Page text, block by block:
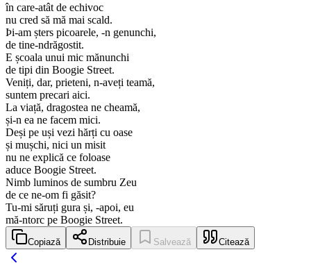
în care-atât de echivoc
nu cred să mă mai scald.
Þi-am șters picoarele, -n genunchi,
de tine-ndrăgostit.
E școala unui mic mănunchi
de tipi din Boogie Street.
Veniți, dar, prieteni, n-aveți teamă,
suntem precari aici.
La viață, dragostea ne cheamă,
și-n ea ne facem mici.
Deși pe uși vezi hărți cu oase
și mușchi, nici un misit
nu ne explică ce foloase
aduce Boogie Street.
Nimb luminos de sumbru Zeu
de ce ne-om fi găsit?
Tu-mi săruți gura și, -apoi, eu
mă-ntorc pe Boogie Street.
Copiază Distribuie Salvează Citează